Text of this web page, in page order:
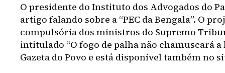
O presidente do Instituto dos Advogados do
artigo falando sobre a “PEC da Bengala”. O
compulsória dos ministros do Supremo
intitulado “O fogo de palha não chamuscará
Gazeta do Povo e está disponível também no